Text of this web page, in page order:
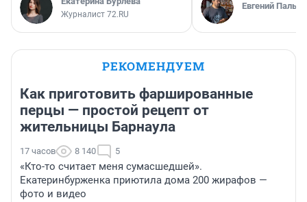
Журналист 72.RU
Евгений
РЕКОМЕНДУЕМ
Как приготовить фаршированные
перцы — простой рецепт от
жительницы Барнаула
17 часов 8 140 5
«Кто-то считает меня сумасшедшей».
Екатеринбурженка приютила дома 200 жирафов —
фото и видео